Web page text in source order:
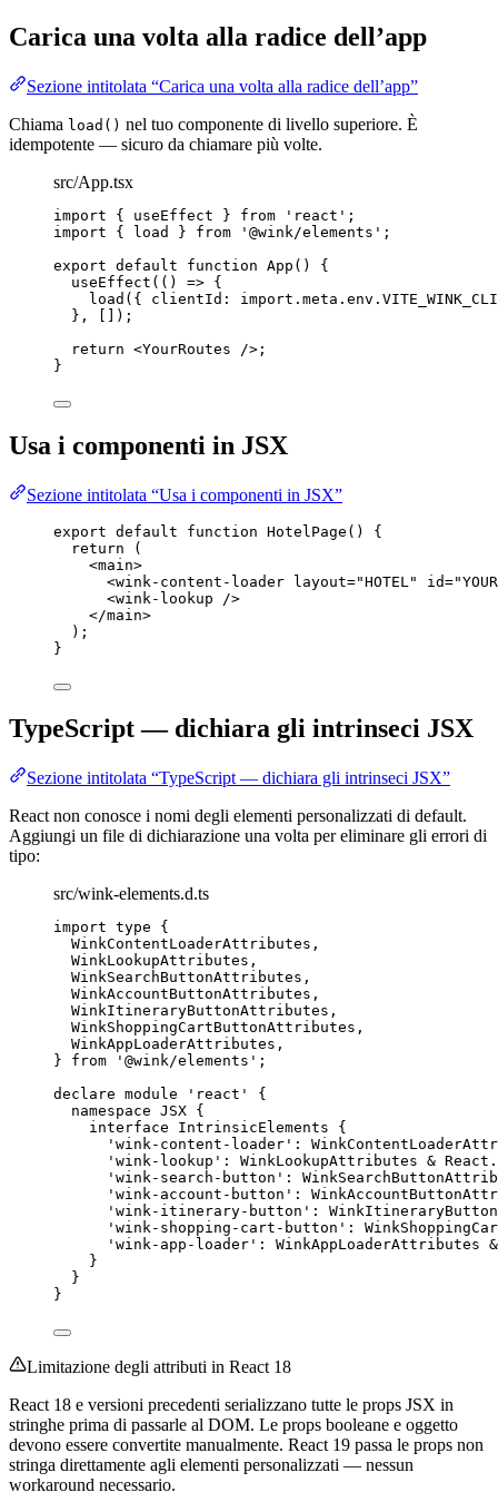
Carica una volta alla radice dell’app
Sezione intitolata “Carica una volta alla radice dell’app”
Chiama load() nel tuo componente di livello superiore. È
idempotente — sicuro da chiamare più volte.
src/App.tsx
import { useEffect } from ' react ' ;
import { load } from ' @wink/elements ' ;
export default function App ()
{
useEffect ( () => {
load ({ clientId: import. meta . env .
} ,
[]);
return <YourRoutes /> ;
}
Usa i componenti in JSX
Sezione intitolata “Usa i componenti in JSX”
export default function HotelPage ()
{
return (
<main>
<wink-content-loader layout="HOTEL" id="
<wink-lookup />
</main>
);
}
TypeScript — dichiara gli intrinseci JSX
Sezione intitolata “TypeScript — dichiara gli intrinseci JSX”
React non conosce i nomi degli elementi personalizzati di default.
Aggiungi un file di dichiarazione una volta per eliminare gli errori di
tipo:
src/wink-elements.d.ts
import type {
WinkContentLoaderAttributes,
WinkLookupAttributes,
WinkSearchButtonAttributes,
WinkAccountButtonAttributes,
WinkItineraryButtonAttributes,
WinkShoppingCartButtonAttributes,
WinkAppLoaderAttributes,
} from ' @wink/elements ' ;
declare module ' react '
{
namespace JSX {
interface IntrinsicElements {
' wink-content-loader ' :
' wink-lookup ' : WinkLookupAttributes & React .
' wink-search-button ' :
' wink-account-button ' :
' wink-itinerary-button ' :
' wink-shopping-cart-button ' :
' wink-app-loader ' : WinkAppLoaderAttributes &
}
}
}
Limitazione degli attributi in React 18
React 18 e versioni precedenti serializzano tutte le props JSX in
stringhe prima di passarle al DOM. Le props booleane e oggetto
devono essere convertite manualmente. React 19 passa le props non
stringa direttamente agli elementi personalizzati — nessun
workaround necessario.